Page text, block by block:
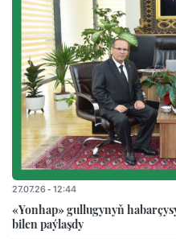
27.07.26 - 12:44
«Yonhap» gullugynyň
bilen paýlaşdy